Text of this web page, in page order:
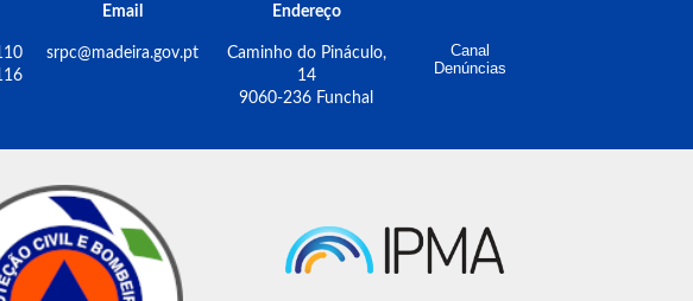
Email Endereço
srpc@madeira.gov.pt
Caminho do Pináculo,
14
9060-236 Funchal
Canal
Denúncias